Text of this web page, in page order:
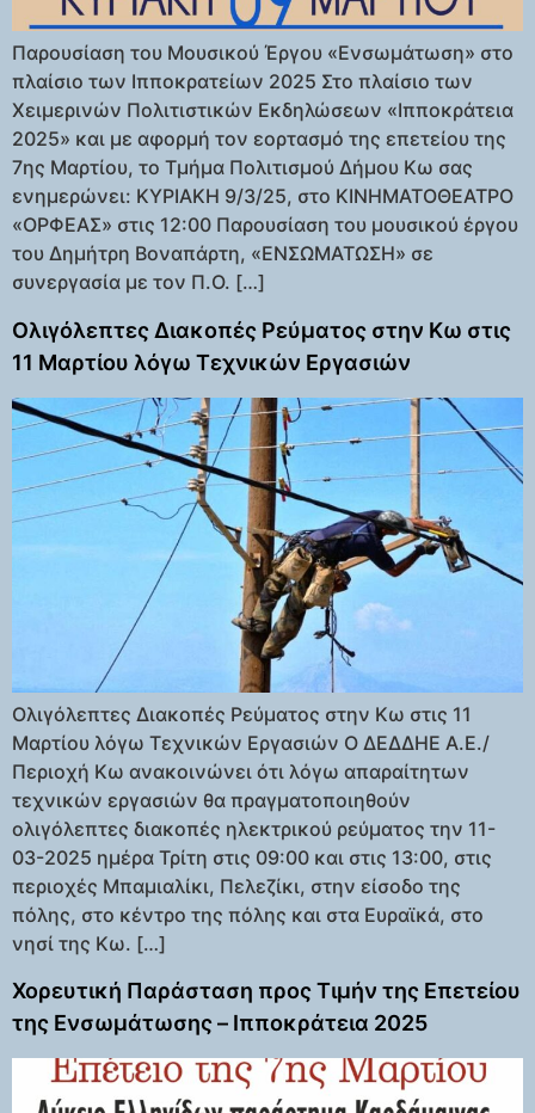
Παρουσίαση του Μουσικού Έργου «Ενσωμάτωση» στο
πλαίσιο των Ιπποκρατείων 2025 Στο πλαίσιο των
Χειμερινών Πολιτιστικών Εκδηλώσεων «Ιπποκράτεια
2025» και με αφορμή τον εορτασμό της επετείου της
7ης Μαρτίου, το Τμήμα Πολιτισμού Δήμου Κω σας
ενημερώνει: ΚΥΡΙΑΚΗ 9/3/25, στο ΚΙΝΗΜΑΤΟΘΕΑΤΡΟ
«ΟΡΦΕΑΣ» στις 12:00 Παρουσίαση του μουσικού έργου
του Δημήτρη Βοναπάρτη, «ΕΝΣΩΜΑΤΩΣΗ» σε
συνεργασία με τον Π.Ο. […]
Ολιγόλεπτες Διακοπές Ρεύματος στην Κω στις
11 Μαρτίου λόγω Τεχνικών Εργασιών
Ολιγόλεπτες Διακοπές Ρεύματος στην Κω στις 11
Μαρτίου λόγω Τεχνικών Εργασιών Ο ΔΕΔΔΗΕ Α.Ε./
Περιοχή Κω ανακοινώνει ότι λόγω απαραίτητων
τεχνικών εργασιών θα πραγματοποιηθούν
ολιγόλεπτες διακοπές ηλεκτρικού ρεύματος την 11-
03-2025 ημέρα Τρίτη στις 09:00 και στις 13:00, στις
περιοχές Μπαμιαλίκι, Πελεζίκι, στην είσοδο της
πόλης, στο κέντρο της πόλης και στα Ευραϊκά, στο
νησί της Κω. […]
Χορευτική Παράσταση προς Τιμήν της Επετείου
της Ενσωμάτωσης – Ιπποκράτεια 2025